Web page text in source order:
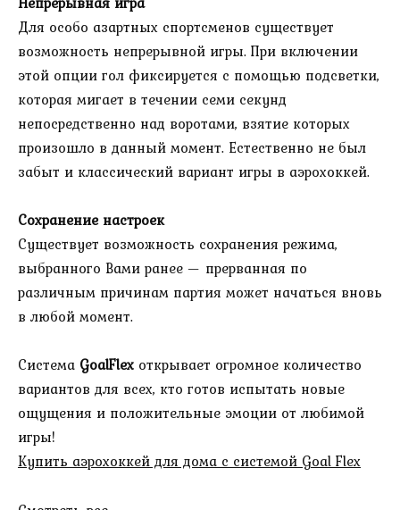
Для особо азартных спортсменов существует
возможность непрерывной игры. При включении
этой опции гол фиксируется с помощью подсветки,
которая мигает в течении семи секунд
непосредственно над воротами, взятие которых
произошло в данный момент. Естественно не был
забыт и классический вариант игры в аэрохоккей.
Сохранение настроек
Существует возможность сохранения режима,
выбранного Вами ранее — прерванная по
различным причинам партия может начаться вновь
в любой момент.
Система GoalFlex открывает огромное количество
вариантов для всех, кто готов испытать новые
ощущения и положительные эмоции от любимой
игры!
Купить аэрохоккей для дома с системой Goal Flex